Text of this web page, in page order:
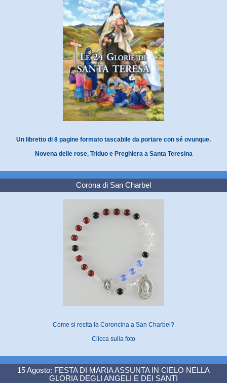
Un libretto di 8 pagine formato tascabile da portare con sé ovunque.
Novena delle rose, Triduo e Preghiera a Santa Teresina
Corona di San Charbel
Come si recita la Coroncina a San Charbel?
Clicca sulla foto
15 Agosto: FESTA DI MARIA ASSUNTA IN CIELO NELLA
GLORIA DEGLI ANGELI E DEI SANTI